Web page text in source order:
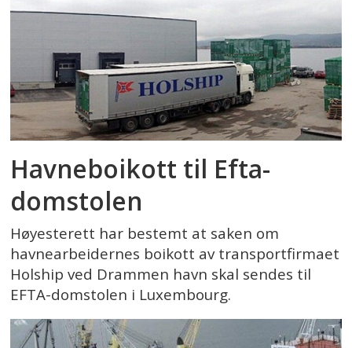
Havneboikott til Efta-
domstolen
Høyesterett har bestemt at saken om
havnearbeidernes boikott av transportfirmaet
Holship ved Drammen havn skal sendes til
EFTA-domstolen i Luxembourg.